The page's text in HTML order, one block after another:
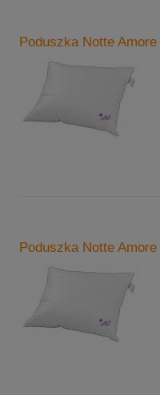
Poduszka Notte
Poduszka Notte